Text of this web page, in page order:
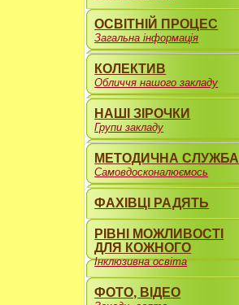
ОСВІТНІЙ ПРОЦЕС
Загальна інформація
КОЛЕКТИВ
Обличчя нашого закладу
НАШІ ЗІРОЧКИ
Групи закладу
МЕТОДИЧНА СЛУЖБА
Самовдосконалюємось
ФАХІВЦІ РАДЯТЬ
РІВНІ МОЖЛИВОСТІ
ДЛЯ КОЖНОГО
Інклюзивна освіта
ФОТО, ВІДЕО